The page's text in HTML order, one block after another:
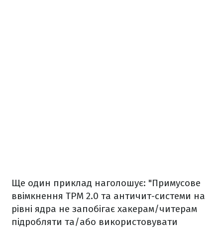
Ще один приклад наголошує: "Примусове
ввімкнення TPM 2.0 та античит-системи на
рівні ядра не запобігає хакерам/читерам
підробляти та/або використовувати